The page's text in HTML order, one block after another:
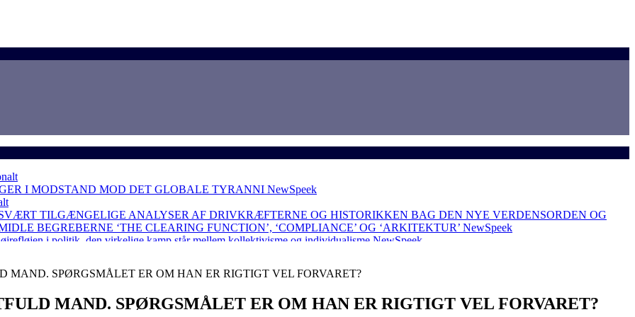
I MODSTAND MOD DET GLOBALE TYRANNI NewSpeek
TILGÆNGELIGE ANALYSER AF DRIVKRÆFTERNE OG HISTORIKKEN BAG DEN NYE VERDENSORDEN OG
BEGREBERNE ‘THE CLEARING FUNCTION’, ‘COMPLIANCE’ OG ‘ARKITEKTUR’ NewSpeek
i politik, den virkelige kamp står mellem kollektivisme og individualisme NewSpeek
MAND. SPØRGSMÅLET ER OM HAN ER RIGTIGT VEL FORVARET?
MAND. SPØRGSMÅLET ER OM HAN ER RIGTIGT VEL FORVARET?